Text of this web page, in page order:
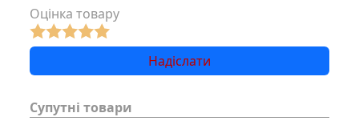
Оцінка товару
Супутні товари